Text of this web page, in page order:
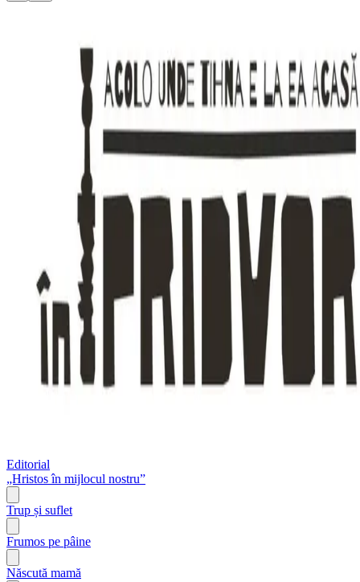
Editorial
„Hristos în mijlocul nostru”
Trup și suflet
Frumos pe pâine
Născută mamă